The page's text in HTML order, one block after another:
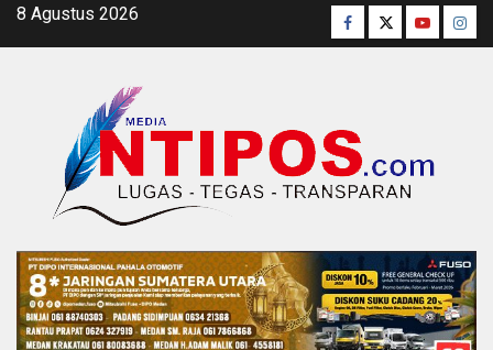
Skip8 Agustus 2026 Facebook
TwitterYoutube